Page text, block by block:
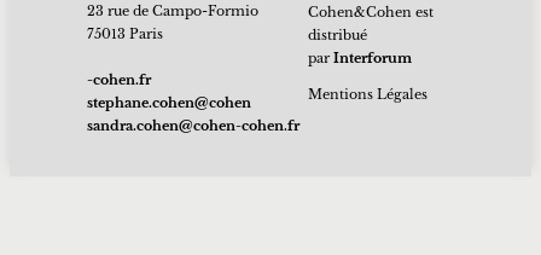
23 rue de Campo-Formio
75013 Paris
rf.nehoc-
nehoc@nehoc.enahpets
rf.nehoc-nehoc@nehoc.ardnas
Cohen&Cohen est
distribué
parInterforum
Mentions Légales